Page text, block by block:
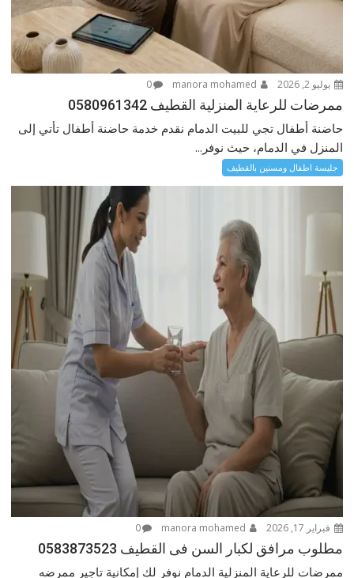
يوليو 2, 2026 0
ممرضات للرعاية المنزلية القطيف 0580961342
حاضنة أطفال تجي للبيت الدمام نقدم خدمة حاضنة أطفال تأتي إلى
المنزل في الدمام، حيث نوفر...
جليسة اطفال ومسنين بالقطيف
فبراير 17, 2026 0
مطلوب مرافق لكبار السن فى القطيف 0583873523
ممرضات للرعاية المنزلية الدمام نوفر لك إمكانية تاجير ممرضه